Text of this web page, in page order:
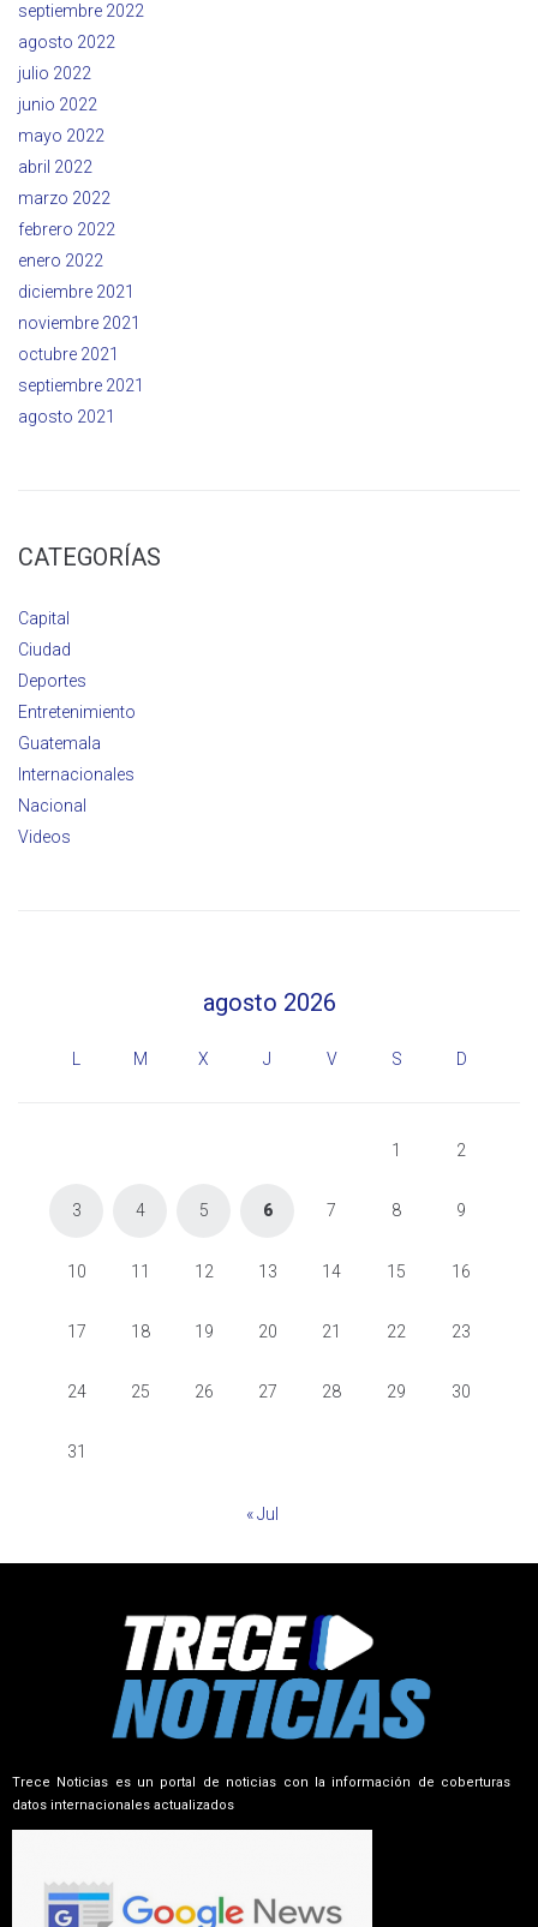
septiembre 2022
agosto 2022
julio 2022
junio 2022
mayo 2022
abril 2022
marzo 2022
febrero 2022
enero 2022
diciembre 2021
noviembre 2021
octubre 2021
septiembre 2021
agosto 2021
CATEGORÍAS
Capital
Ciudad
Deportes
Entretenimiento
Guatemala
Internacionales
Nacional
Videos
agosto 2026
L M X J V S D
1 2
3 4 5 6 7 8 9
10 11 12 13 14 15 16
17 18 19 20 21 22 23
24 25 26 27 28 29 30
31
« Jul
Trece Noticias es un portal de noticias con la información de coberturas
datos internacionales actualizados